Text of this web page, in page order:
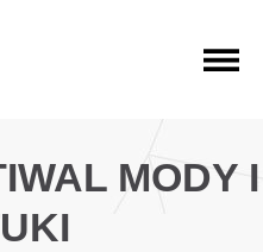
MODY I